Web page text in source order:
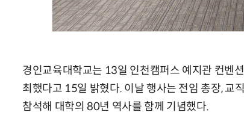
경인교육대학교는 13일 인천캠퍼스 예지관 컨벤
최했다고 15일 밝혔다. 이날 행사는 전임 총장, 교
참석해 대학의 80년 역사를 함께 기념했다.